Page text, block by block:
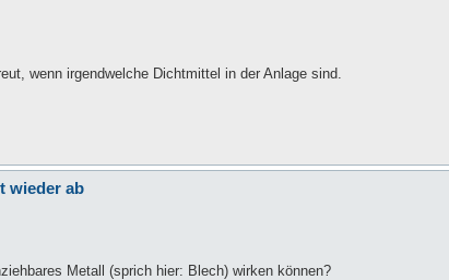
wenn irgendwelche Dichtmittel in der Anlage sind.
wieder ab
Metall (sprich hier: Blech) wirken können?